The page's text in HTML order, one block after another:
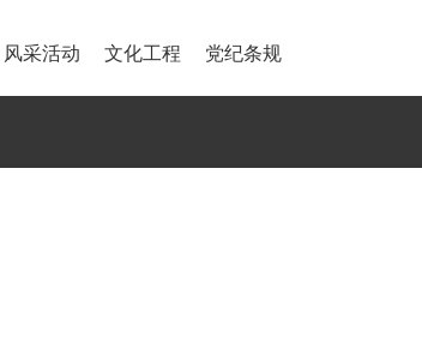
风采活动 文化工程 党纪条规